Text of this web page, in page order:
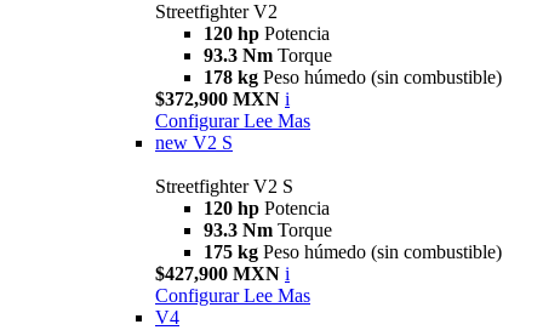
Streetfighter V2
120 hp Potencia
93.3 Nm Torque
178 kg Peso húmedo (sin combustible)
$372,900 MXN i
Configurar Lee Mas
new V2 S
Streetfighter V2 S
120 hp Potencia
93.3 Nm Torque
175 kg Peso húmedo (sin combustible)
$427,900 MXN i
Configurar Lee Mas
V4